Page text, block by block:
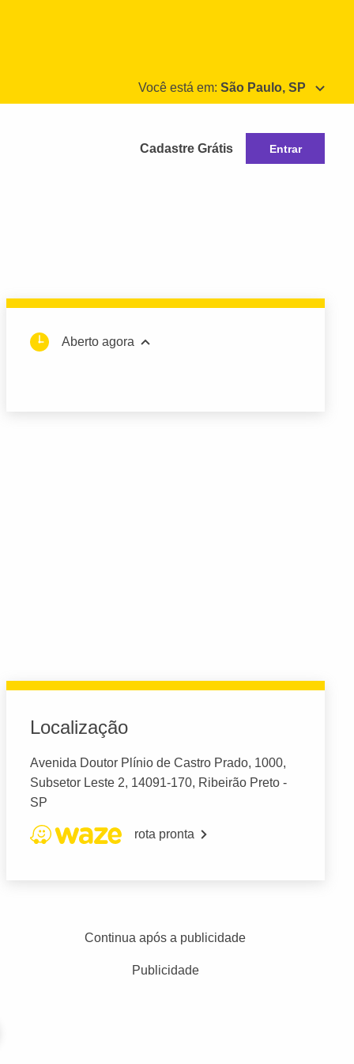
Você está em: São Paulo, SP
Cadastre Grátis Entrar
Aberto agora
Localização
Avenida Doutor Plínio de Castro Prado, 1000,
Subsetor Leste 2, 14091-170, Ribeirão Preto -
SP
rota pronta
Continua após a publicidade
Publicidade